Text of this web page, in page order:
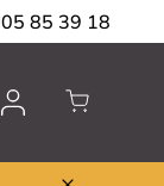
85 39 18